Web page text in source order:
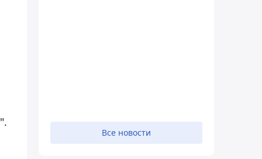
".
Все новости